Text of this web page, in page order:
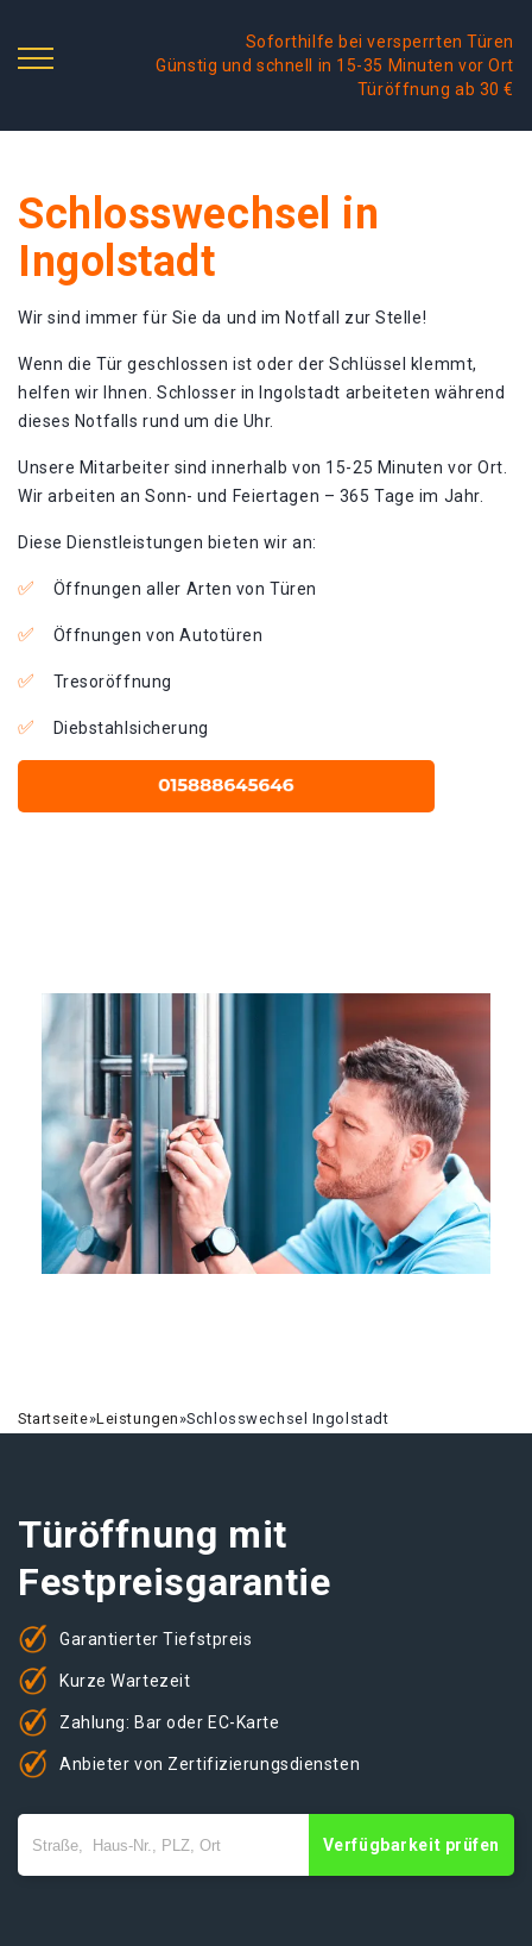
Soforthilfe bei versperrten Türen
Günstig und schnell in 15-35 Minuten vor Ort
Türöffnung ab 30 €
Schlosswechsel in
Ingolstadt
Wir sind immer für Sie da und im Notfall zur Stelle!
Wenn die Tür geschlossen ist oder der Schlüssel klemmt,
helfen wir Ihnen. Schlosser in Ingolstadt arbeiteten während
dieses Notfalls rund um die Uhr.
Unsere Mitarbeiter sind innerhalb von 15-25 Minuten vor Ort.
Wir arbeiten an Sonn- und Feiertagen – 365 Tage im Jahr.
Diese Dienstleistungen bieten wir an:
Öffnungen aller Arten von Türen
Öffnungen von Autotüren
Tresoröffnung
Diebstahlsicherung
Startseite»Leistungen»Schlosswechsel Ingolstadt
Türöffnung mit
Festpreisgarantie
Garantierter Tiefstpreis
Kurze Wartezeit
Zahlung: Bar oder EC-Karte
Anbieter von Zertifizierungsdiensten
Verfügbarkeit prüfen